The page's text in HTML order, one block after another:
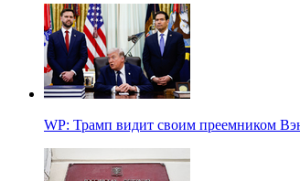
WP: Трамп видит своим преемником